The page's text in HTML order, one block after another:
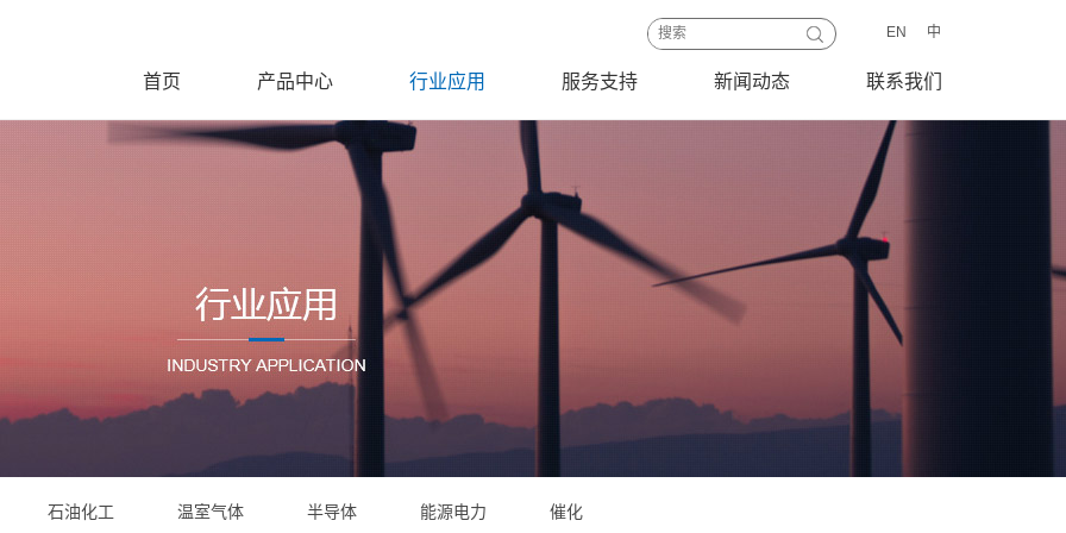
EN 中
首页 产品中心 行业应用 服务支持 新闻动态 联系我们
石油化工 温室气体 半导体 能源电力 催化